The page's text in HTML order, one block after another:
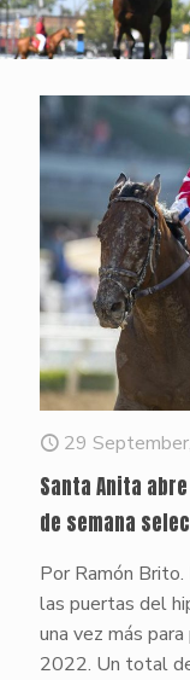
29
Santa Anita
de semana
Por Ramón
las puertas del
una vez más
2022. Un total